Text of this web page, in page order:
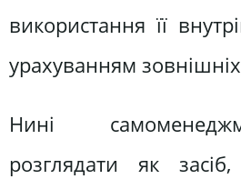
використання її
урахуванням
Нині
розглядати як